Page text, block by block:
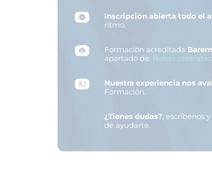
Inscripción abierta todo el
ritmo.
Formación acreditada
apartado de: Bolsas
Nuestra experiencia nos
Formación.
¿Tienes dudas?, escríbenos
de ayudarte.